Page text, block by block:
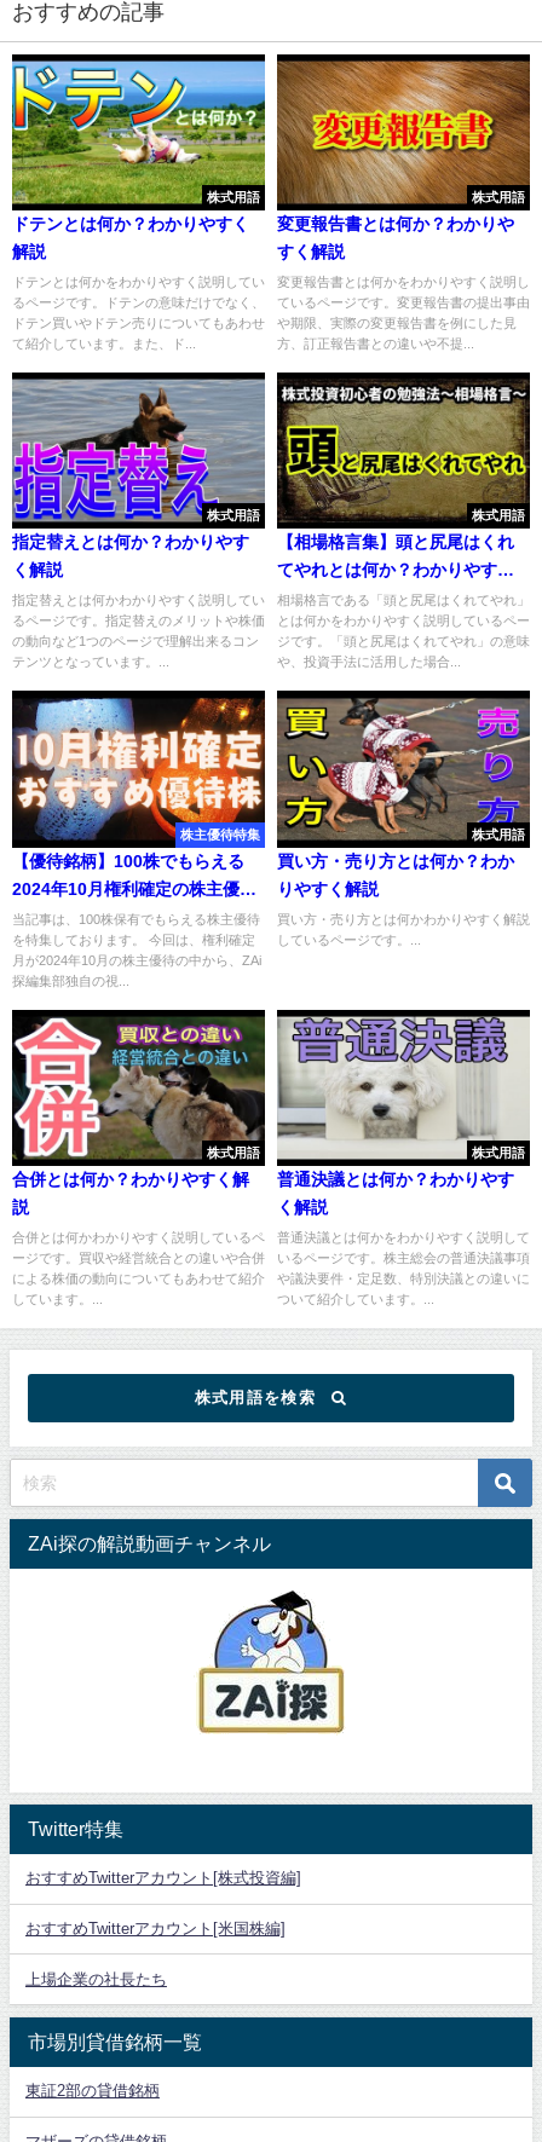
おすすめの記事
株式用語
ドテンとは何か？わかりやすく
解説
ドテンとは何かをわかりやすく説明してい
るページです。ドテンの意味だけでなく、
ドテン買いやドテン売りについてもあわせ
て紹介しています。また、ド...
株式用語
変更報告書とは何か？わかりや
すく解説
変更報告書とは何かをわかりやすく説明し
ているページです。変更報告書の提出事由
や期限、実際の変更報告書を例にした見
方、訂正報告書との違いや不提...
株式用語
指定替えとは何か？わかりやす
く解説
指定替えとは何かわかりやすく説明してい
るページです。指定替えのメリットや株価
の動向など1つのページで理解出来るコン
テンツとなっています。...
株式用語
【相場格言集】頭と尻尾はくれ
てやれとは何か？わかりやすく
解説
相場格言である「頭と尻尾はくれてやれ」
とは何かをわかりやすく説明しているペー
ジです。「頭と尻尾はくれてやれ」の意味
や、投資手法に活用した場合...
株主優待特集
【優待銘柄】100株でもらえる
2024年10月権利確定の株主優待
おすすめ7選
当記事は、100株保有でもらえる株主優待
を特集しております。 今回は、権利確定
月が2024年10月の株主優待の中から、ZAi
探編集部独自の視...
株式用語
買い方・売り方とは何か？わか
りやすく解説
買い方・売り方とは何かわかりやすく解説
しているページです。...
株式用語
合併とは何か？わかりやすく解
説
合併とは何かわかりやすく説明しているペ
ージです。買収や経営統合との違いや合併
による株価の動向についてもあわせて紹介
しています。...
株式用語
普通決議とは何か？わかりやす
く解説
普通決議とは何かをわかりやすく説明して
いるページです。株主総会の普通決議事項
や議決要件・定足数、特別決議との違いに
ついて紹介しています。...
株式用語を検索
ZAi探の解説動画チャンネル
Twitter特集
おすすめTwitterアカウント[株式投資編]
おすすめTwitterアカウント[米国株編]
上場企業の社長たち
市場別貸借銘柄一覧
東証2部の貸借銘柄